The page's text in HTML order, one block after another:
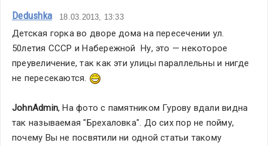
Dedushka 18.03.2013, 13:33
Детская горка во дворе дома на пересечении ул.
50летия СССР и Набережной Ну, это — некоторое
преувеличение, так как эти улицы параллельны и нигде
не пересекаются.
JohnAdmin, На фото с памятником Гурову вдали видна
так называемая "Брехаловка". До сих пор не пойму,
почему Вы не посвятили ни одной статьи такому